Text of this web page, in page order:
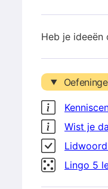
Heb je
Wist je
Lingo 5